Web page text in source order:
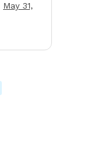
May 31,